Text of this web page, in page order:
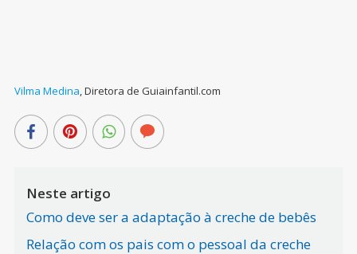
Vilma Medina,Diretora de Guiainfantil.com
Neste artigo
Como deve ser a adaptação à creche de bebês
Relação com os pais com o pessoal da creche